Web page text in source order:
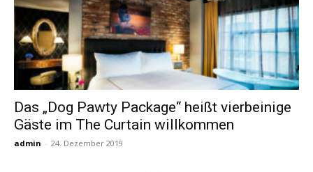
Touristiknews
und
Reiseempfehlungen.
Das „Dog Pawty Package“ heißt vierbeinige
Gäste im The Curtain willkommen
admin - 24. Dezember 2019